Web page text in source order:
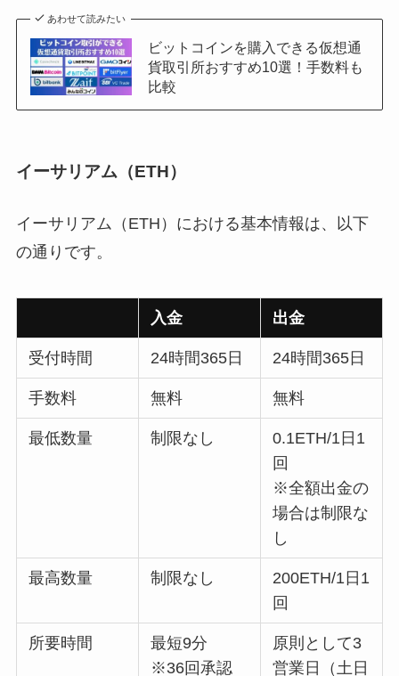
あわせて読みたい
ビットコインを購入できる仮想通
貨取引所おすすめ10選！手数料も
比較
イーサリアム（ETH）
イーサリアム（ETH）における基本情報は、以下
の通りです。
入金 出金
受付時間 24時間365日 24時間365日
手数料 無料 無料
最低数量 制限なし
0.1ETH/1日1
回
※全額出金の
場合は制限な
し
最高数量 制限なし
200ETH/1日1
回
所要時間
最短9分
※36回承認
原則として3
営業日（土日